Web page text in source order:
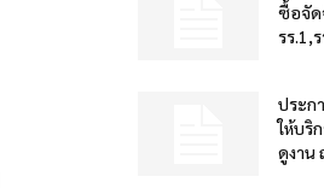
ซื้อจัด
รร.1,ร
ประก
ให้บริ
ดูงาน